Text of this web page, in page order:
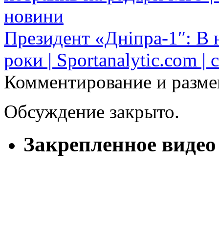
новини
Президент «Дніпра-1″: В
роки | Sportanalytic.com |
Комментирование и
Обсуждение закрыто.
Закрепленное видео